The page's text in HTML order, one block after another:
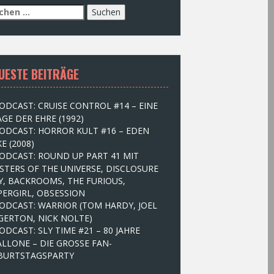
BEITRÄGE
CRUISE CONTROL #14 – EINE
DER EHRE (1992)
HORROR KULT #16 – EDEN
(2008)
ROUND UP PART 41 MIT
OF THE UNIVERSE, DISCLOSURE
BACKROOMS, THE FURIOUS,
OBSESSION
WARRIOR (TOM HARDY, JOEL
NICK NOLTE)
SLY TIME #21 – 80 JAHRE
– DIE GROSSE FAN-